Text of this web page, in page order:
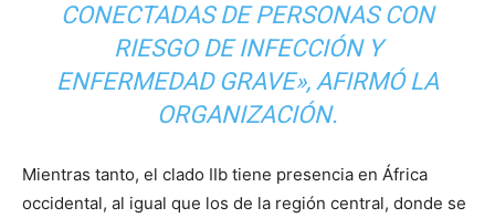
CONECTADAS DE PERSONAS CON
RIESGO DE INFECCIÓN Y
ENFERMEDAD GRAVE», AFIRMÓ LA
ORGANIZACIÓN.
Mientras tanto, el clado IIb tiene presencia en África
occidental, al igual que los de la región central, donde se